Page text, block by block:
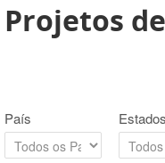
Projetos
País Estados